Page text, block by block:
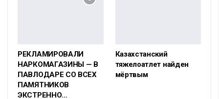
РЕКЛАМИРОВАЛИ
НАРКОМАГАЗИНЫ — В
ПАВЛОДАРЕ СО ВСЕХ
ПАМЯТНИКОВ
ЭКСТРЕННО…
Казахстанский
тяжелоатлет найден
мёртвым